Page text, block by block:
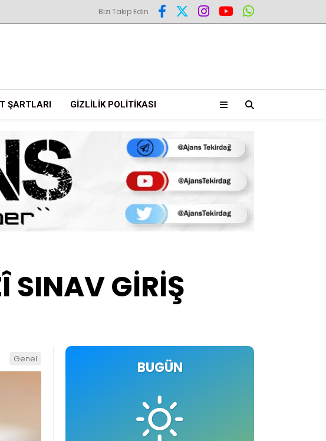
Bizi Takip Edin
ŞARTLARI GIZLILIK POLITIKASI
SINAV GİRİŞ
Genel BUGÜN